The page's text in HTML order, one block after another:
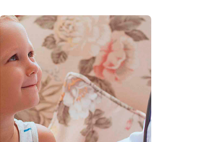
Ambulatório Digital de Nutrição para
Empresas
Tele Interconsultas
Cabine Telemedicina
Gestão do Cuidado